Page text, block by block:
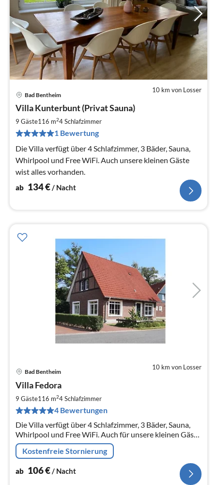
10 km von Losser
Bad Bentheim
Villa Kunterbunt (Privat Sauna)
9 Gäste116 m24Schlafzimmer
1 Bewertung
Die Villa verfügt über 4 Schlafzimmer, 3 Bäder, Sauna,
Whirlpool und Free WiFi. Auch unsere kleinen Gäste
wist alles vorhanden.
ab 134€/ Nacht
10 km von Losser
Bad Bentheim
Villa Fedora
9 Gäste116 m24Schlafzimmer
4 Bewertungen
Die Villa verfügt über 4 Schlafzimmer, 3 Bäder, Sauna,
Whirlpool und Free WiFi. Auch für unsere kleinen Gäste
ist alles vorhanden.
Kostenfreie Stornierung
ab 106€/ Nacht